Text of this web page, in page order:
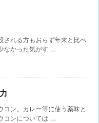
される方もおらず年末と比べ
なかった気がす ...
コン。カレー等に使う薬味と
コンについては ...